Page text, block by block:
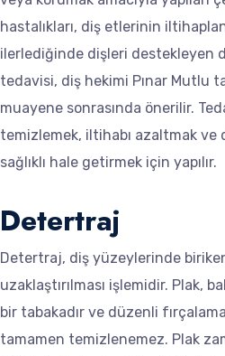
hastalıkları, diş etlerinin
ilerlediğinde dişleri destekleyen
tedavisi, diş hekimi Pınar Mutlu
muayene sonrasında önerilir.
temizlemek, iltihabı azaltmak ve
sağlıklı hale getirmek için yapılır.
Detertraj
Detertraj, diş yüzeylerinde
uzaklaştırılması işlemidir. Plak,
bir tabakadır ve düzenli
tamamen temizlenemez. Plak